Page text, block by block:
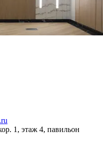
1, этаж 4, павильон